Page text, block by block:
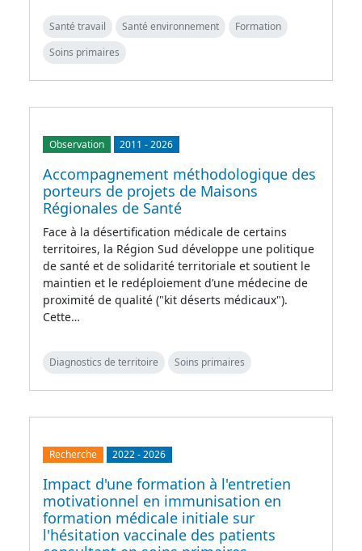
Santé travail Santé environnement
Formation
Soins primaires
Observation 2011 -2026
Accompagnement méthodologique des
porteurs de projets de Maisons
Régionales de Santé
Face à la désertification médicale de certains
territoires, la Région Sud développe une politique
de santé et de solidarité territoriale et soutient le
maintien et le redéploiement d’une médecine de
proximité de qualité ("kit déserts médicaux").
Cette…
Diagnostics de territoire Soins primaires
Recherche 2022-2026
Impact d'une formation à l'entretien
motivationnel en immunisation en
formation médicale initiale sur
l'hésitation vaccinale des patients